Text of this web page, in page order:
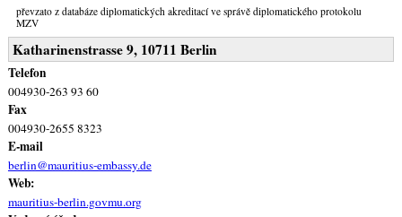
převzato z databáze diplomatických akreditací ve správě diplomatického protokolu
MZV
Katharinenstrasse 9, 10711 Berlin
Telefon
004930-263 93 60
Fax
004930-2655 8323
E-mail
berlin@mauritius-embassy.de
Web:
mauritius-berlin.govmu.org